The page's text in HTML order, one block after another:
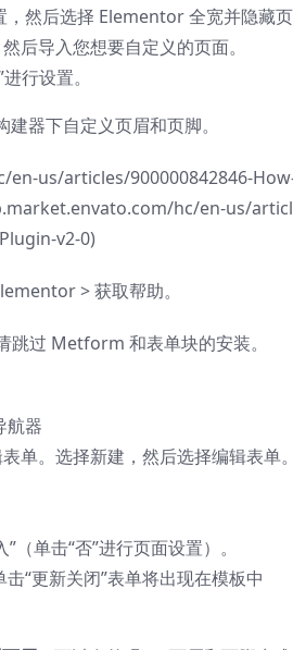
然后选择 Elementor 全宽并隐藏
后导入您想要自定义的页面。
行设置。
器下自定义页眉和页脚。
us/articles/900000842846-
hc/en-us/
v2-0)
> 获取帮助。
过 Metform 和表单块的安装。
航器
单。选择新建，然后选择编辑表单
单击“否”进行页面设置）。
“更新关闭”表单将出现在模板中